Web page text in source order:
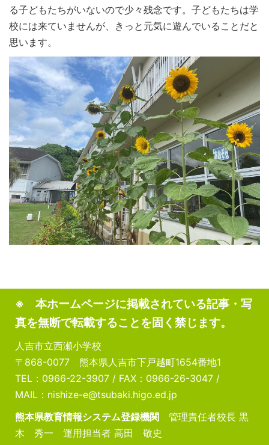
る子どもたちがいないので少々残念です。子どもたちは学
校には来ていませんが、きっと元気に遊んでいることだと
思います。
※ 本ホームページに掲載されている記事・写
真を無断で転載することを固く禁じます。
人吉市立西瀬小学校
〒868-0077 熊本県人吉市下戸越町1654番地1
TEL：0966-22-3907 / FAX：0966-26-3047 /
MAIL：nishize-e@tsubaki.higo.ed.jp
熊本県教育情報システム登録機関 管理責任者校長 黒
木 秀一 運用担当者 高田 敬史